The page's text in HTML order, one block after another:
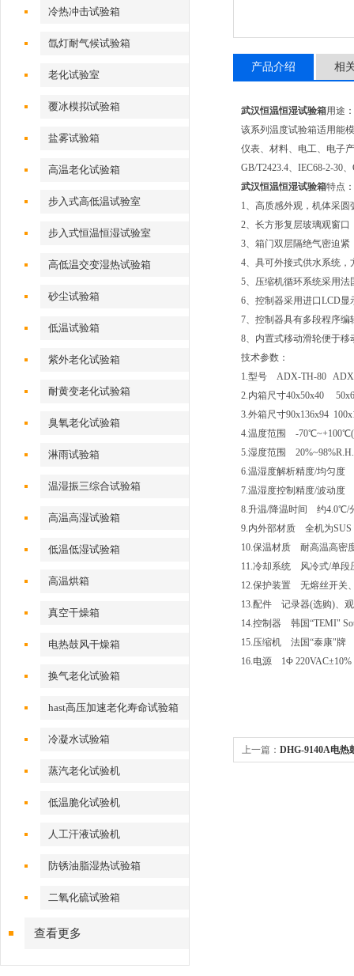
冷热冲击试验箱
氙灯耐气候试验箱
老化试验室
覆冰模拟试验箱
盐雾试验箱
高温老化试验箱
步入式高低温试验室
步入式恒温恒湿试验室
高低温交变湿热试验箱
砂尘试验箱
低温试验箱
紫外老化试验箱
耐黄变老化试验箱
臭氧老化试验箱
淋雨试验箱
温湿振三综合试验箱
高温高湿试验箱
低温低湿试验箱
高温烘箱
真空干燥箱
电热鼓风干燥箱
换气老化试验箱
hast高压加速老化寿命试验箱
冷凝水试验箱
蒸汽老化试验机
低温脆化试验机
人工汗液试验机
防锈油脂湿热试验箱
二氧化硫试验箱
查看更多
产品介绍 相
武汉恒温恒湿试验箱用途：
该系列温度试验箱适用能
仪表、材料、电工、电子
GB/T2423.4、IEC68-2-30
武汉恒温恒湿试验箱特点：
1、高质感外观，机体采
2、长方形复层玻璃观窗
3、箱门双层隔绝气密迫
4、具可外接式供水系统
5、压缩机循环系统采用法
6、控制器采用进口LCD
7、控制器具有多段程序
8、内置式移动滑轮便于
技术参数：
1.型号 ADX-TH-80
2.内箱尺寸40x50x40
3.外箱尺寸90x136x94
4.温度范围 -
5.湿度范围
6.温湿度解析精度/均匀度
7.温湿度控制精度/波动度
8.升温/降温时间 约4.0℃/
9.内外部材质 全机为SUS
10.保温材质 耐高温高密
11.冷却系统 风冷式/单段
12.保护装置 无熔丝开关
13.配件 记录器(选购)、观
14.控制器 韩国“TEMI"
15.压缩机 法国“泰康"牌
16.电源 1Φ 220VAC±10%
上一篇： DHG-9140A电热